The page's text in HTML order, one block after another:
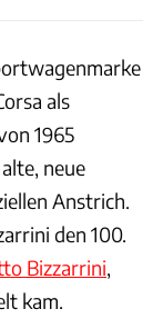
als
1965
neue
Anstrich.
den 100.
Bizzarrini,
kam.